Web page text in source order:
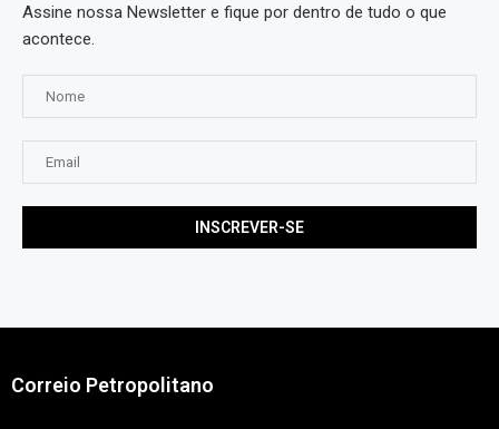
Assine nossa Newsletter e fique por dentro de tudo o que
acontece.
Correio Petropolitano